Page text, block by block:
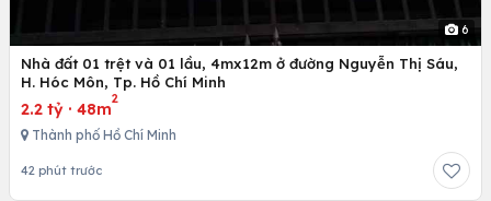
6
Nhà đất 01 trệt và 01 lầu, 4mx12m ở đường Nguyễn Thị Sáu,
H. Hóc Môn, Tp. Hồ Chí Minh
2.2 tỷ · 48m
2
Thành phố Hồ Chí Minh
42 phút trước